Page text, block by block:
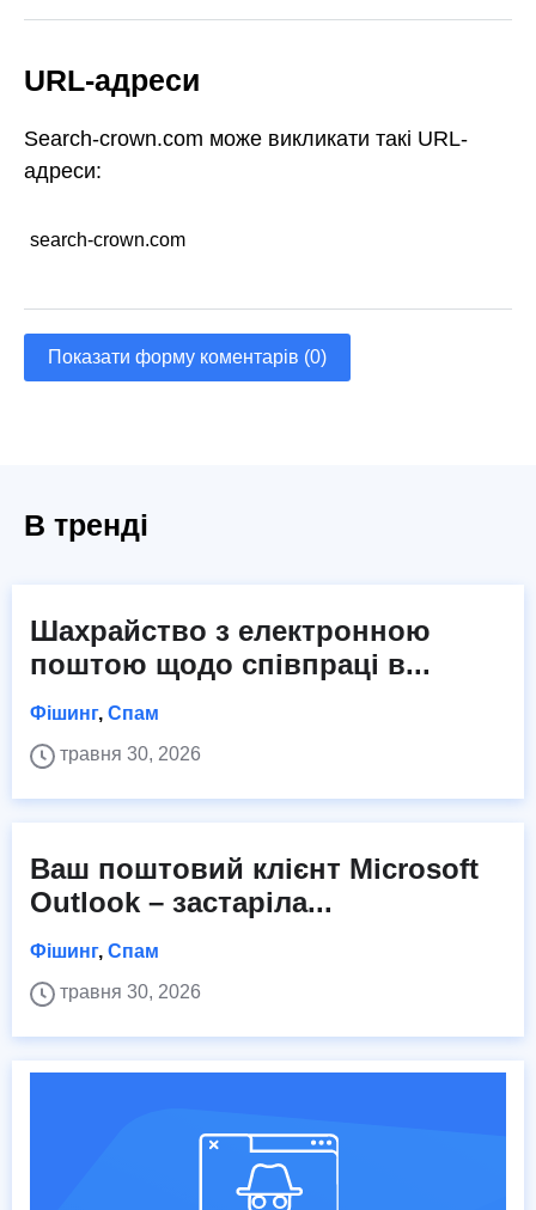
URL-адреси
Search-crown.com може викликати такі URL-
адреси:
search-crown.com
Показати форму коментарів (0)
В тренді
Шахрайство з електронною
поштою щодо співпраці в...
Фішинг, Спам
травня 30, 2026
Ваш поштовий клієнт Microsoft
Outlook – застаріла...
Фішинг, Спам
травня 30, 2026